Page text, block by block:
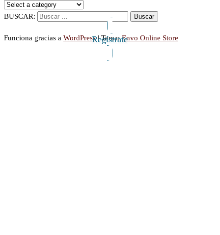
Regístrate
Regístrate
BUSCAR:
Funciona gracias a WordPress |Tema:Envo Online Store